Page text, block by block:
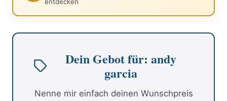
Dein Gebot für: andy
garcia
Nenne mir einfach deinen Wunschpreis